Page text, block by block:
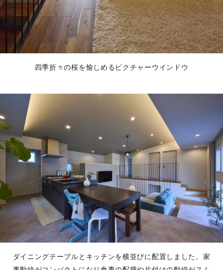
四季折々の桜を愉しめるピクチャーウインドウ
ダイニングテーブルとキッチンを横並びに配置しました。家